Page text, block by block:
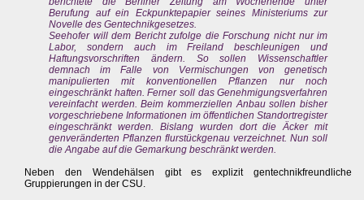
Berufung auf ein Eckpunktepapier seines Ministeriums zur
Novelle des Gentechnikgesetzes.
Seehofer will dem Bericht zufolge die Forschung nicht nur im
Labor, sondern auch im Freiland beschleunigen und
Haftungsvorschriften ändern. So sollen Wissenschaftler
demnach im Falle von Vermischungen von genetisch
manipulierten mit konventionellen Pflanzen nur noch
eingeschränkt haften. Ferner soll das Genehmigungsverfahren
vereinfacht werden. Beim kommerziellen Anbau sollen bisher
vorgeschriebene Informationen im öffentlichen Standortregister
eingeschränkt werden. Bislang wurden dort die Äcker mit
genveränderten Pflanzen flurstückgenau verzeichnet. Nun soll
die Angabe auf die Gemarkung beschränkt werden.
Neben den Wendehälsen gibt es explizit gentechnikfreundliche
Gruppierungen in der CSU.